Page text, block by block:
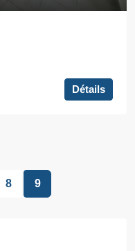
Détails
8 9